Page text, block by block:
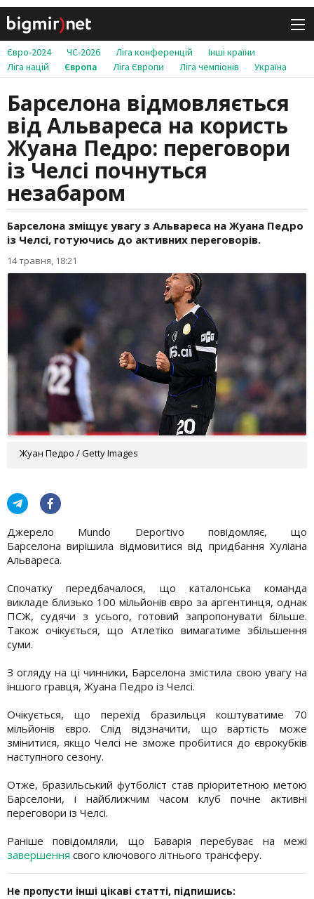
Євро-2024 ЧС-2026 Ліга конференцій
Інші країни
Ліга націй
Європа Ліга Європи Ліга чемпіонів Україна
Барселона відмовляється
від Альвареса на користь
Жуана Педро: переговори
із Челсі почнуться
незабаром
Барселона зміщує увагу з Альвареса на Жуана Педро
із Челсі, готуючись до активних переговорів.
14 травня, 18:21
Жуан Педро / Getty Images
Джерело Mundo Deportivo повідомляє, що
Барселона вирішила відмовитися від придбання Хуліана
Альвареса.
Спочатку передбачалося, що каталонська команда
викладе близько 100 мільйонів євро за аргентинця, однак
ПСЖ, судячи з усього, готовий запропонувати більше.
Також очікується, що Атлетіко вимагатиме збільшення
суми.
З огляду на ці чинники, Барселона змістила свою увагу на
іншого гравця, Жуана Педро із Челсі.
Очікується, що перехід бразильця коштуватиме 70
мільйонів євро. Слід відзначити, що вартість може
змінитися, якщо Челсі не зможе пробитися до єврокубків
наступного сезону.
Отже, бразильський футболіст став пріоритетною метою
Барселони, і найближчим часом клуб почне активні
переговори із Челсі.
Раніше повідомляли, що Баварія перебуває на межі
завершення свого ключового літнього трансферу.
Не пропусти інші цікаві статті, підпишись: